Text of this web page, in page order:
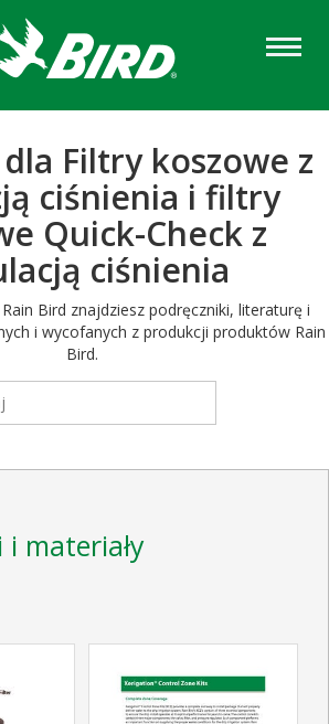
Filtry koszowe z
ciśnienia i filtry
Quick-Check z
ciśnienia
Bird znajdziesz podręczniki, literaturę i
i wycofanych z produkcji produktów Rain
Bird.
i materiały